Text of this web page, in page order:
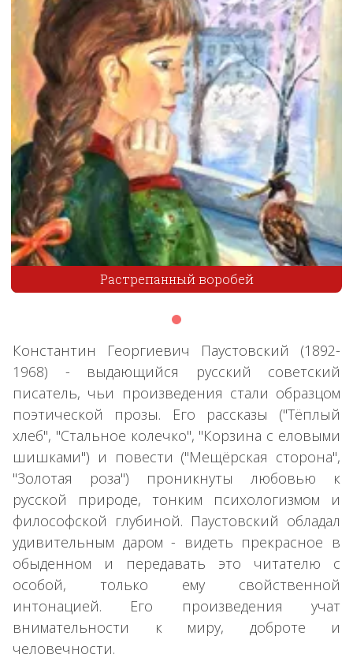
Растрепанный воробей
Константин Георгиевич Паустовский (1892-
1968) - выдающийся русский советский
писатель, чьи произведения стали образцом
поэтической прозы. Его рассказы ("Тёплый
хлеб", "Стальное колечко", "Корзина с еловыми
шишками") и повести ("Мещёрская сторона",
"Золотая роза") проникнуты любовью к
русской природе, тонким психологизмом и
философской глубиной. Паустовский обладал
удивительным даром - видеть прекрасное в
обыденном и передавать это читателю с
особой, только ему свойственной
интонацией. Его произведения учат
внимательности к миру, доброте и
человечности.